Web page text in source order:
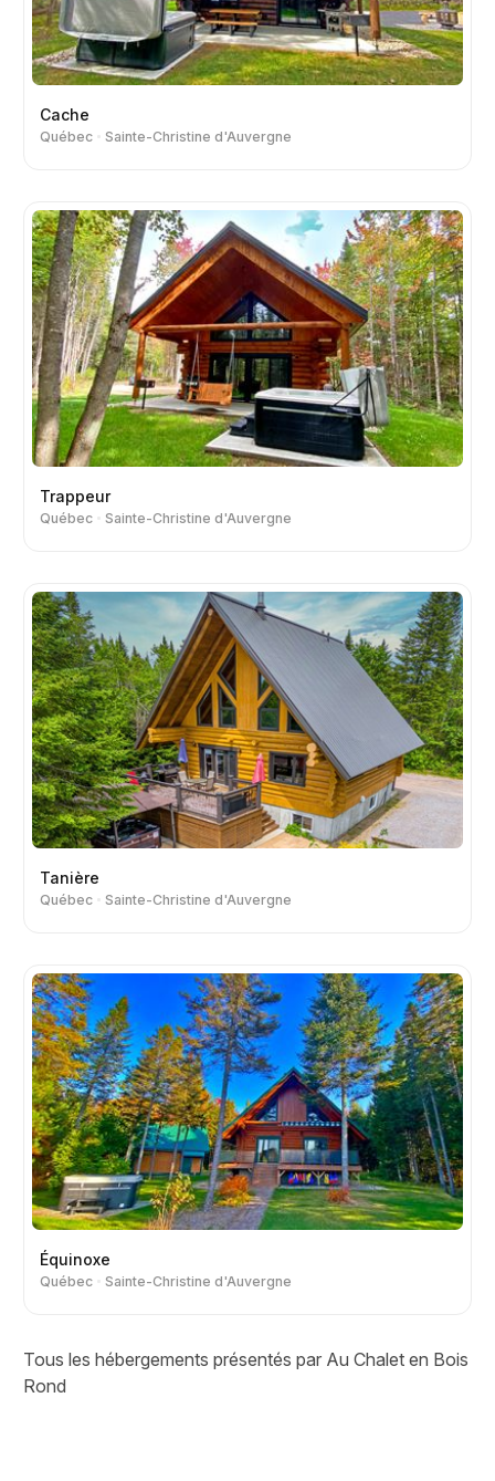
Cache
Québec Sainte-Christine d'Auvergne
Trappeur
Québec Sainte-Christine d'Auvergne
Tanière
Québec Sainte-Christine d'Auvergne
Équinoxe
Québec Sainte-Christine d'Auvergne
Tous les hébergements présentés par Au Chalet en Bois
Rond